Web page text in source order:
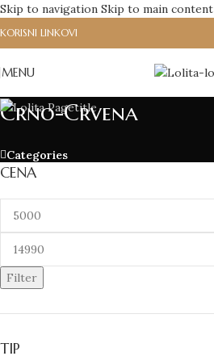
Skip to navigation Skip to main content
KORISNI LINKOVI
MENU
Crno-Crvena
Categories
CENA
Filter
TIP